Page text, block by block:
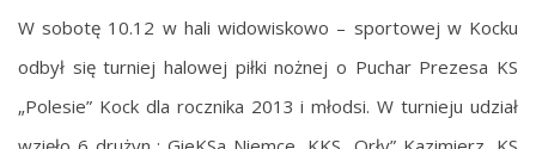
W sobotę 10.12 w hali widowiskowo – sportowej w Kocku
odbył się turniej halowej piłki nożnej o Puchar Prezesa KS
„Polesie” Kock dla rocznika 2013 i młodsi. W turnieju udział